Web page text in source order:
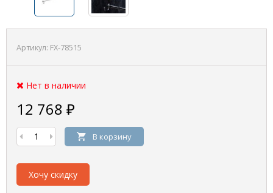
Артикул: FX-78515
Нет в наличии
12 768 ₽
В корзину
Хочу скидку